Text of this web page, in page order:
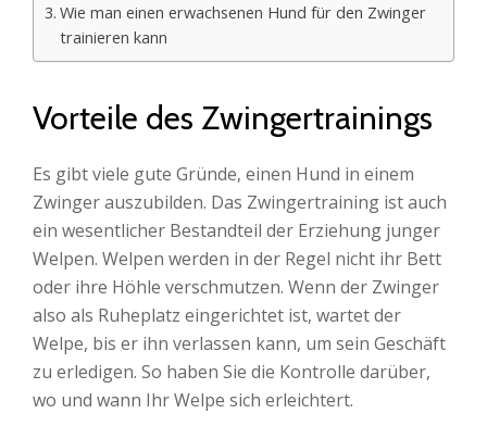
Wie man einen erwachsenen Hund für den Zwinger
trainieren kann
Vorteile des Zwingertrainings
Es gibt viele gute Gründe, einen Hund in einem
Zwinger auszubilden. Das Zwingertraining ist auch
ein wesentlicher Bestandteil der Erziehung junger
Welpen. Welpen werden in der Regel nicht ihr Bett
oder ihre Höhle verschmutzen. Wenn der Zwinger
also als Ruheplatz eingerichtet ist, wartet der
Welpe, bis er ihn verlassen kann, um sein Geschäft
zu erledigen. So haben Sie die Kontrolle darüber,
wo und wann Ihr Welpe sich erleichtert.